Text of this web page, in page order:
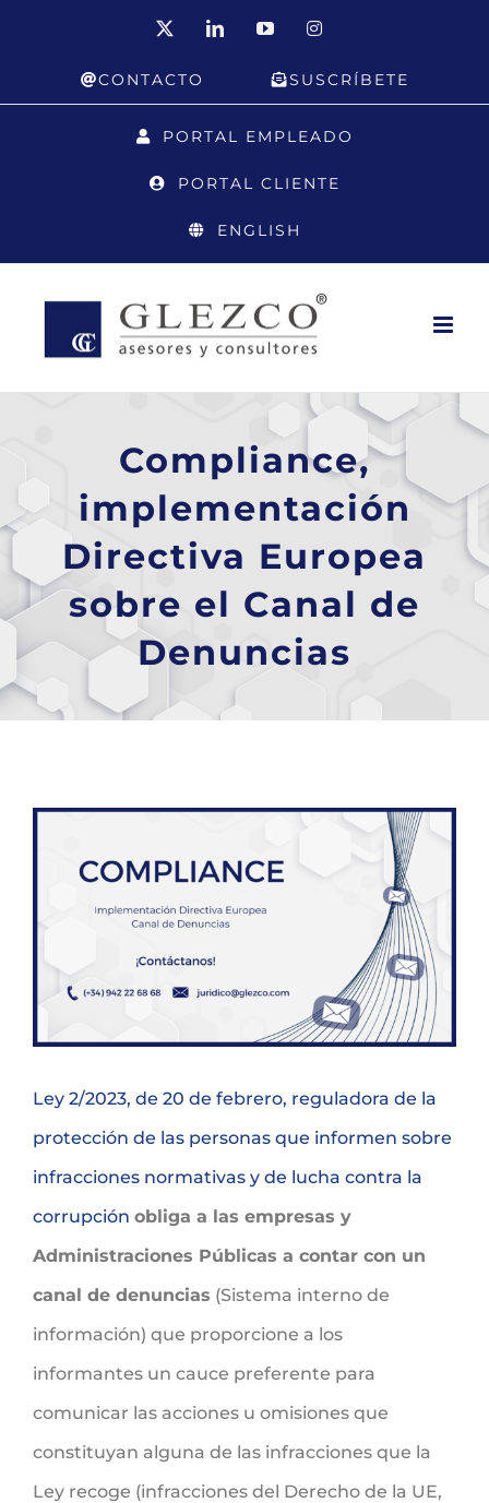
LinkedInYouTubeInstagram
CONTACTO SUSCRÍBETE
PORTAL EMPLEADO
PORTAL CLIENTE
ENGLISH
Compliance,
implementación
Directiva Europea
sobre el Canal de
Denuncias
imagen
Ley 2/2023, de 20 de febrero, reguladora de la
protección de las personas que informen sobre
infracciones normativas y de lucha contra la
corrupción obliga a las empresas y
Administraciones Públicas a contar con un
canal de denuncias (Sistema interno de
información) que proporcione a los
informantes un cauce preferente para
comunicar las acciones u omisiones que
constituyan alguna de las infracciones que la
Ley recoge (infracciones del Derecho de la UE,